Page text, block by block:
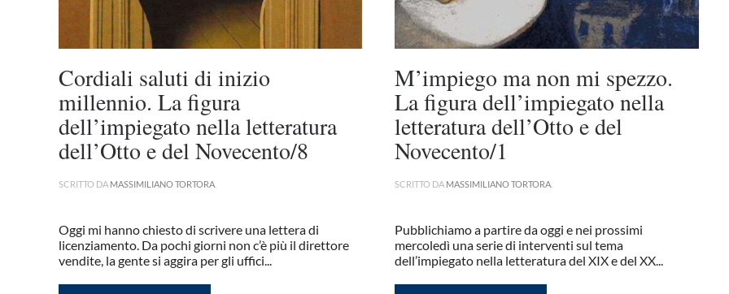
Cordiali saluti di inizio
millennio. La figura
dell’impiegato nella letteratura
dell’Otto e del Novecento/8
SCRITTO DA MASSIMILIANO TORTORA
Oggi mi hanno chiesto di scrivere una lettera di
licenziamento. Da pochi giorni non c’è più il direttore
vendite, la gente si aggira per gli uffici...
M’impiego ma non mi spezzo.
La figura dell’impiegato nella
letteratura dell’Otto e del
Novecento/1
SCRITTO DA MASSIMILIANO TORTORA
Pubblichiamo a partire da oggi e nei prossimi
mercoledì una serie di interventi sul tema
dell’impiegato nella letteratura del XIX e del XX...